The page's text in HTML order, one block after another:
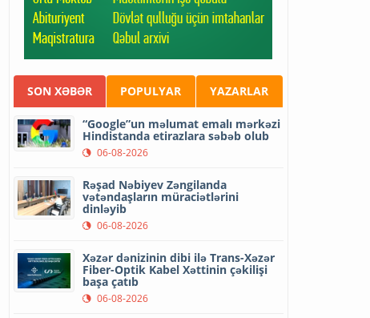
SON XƏBƏR POPULYAR YAZARLAR
“Google”un məlumat emalı mərkəzi
Hindistanda etirazlara səbəb olub
06-08-2026
Rəşad Nəbiyev Zəngilanda
vətəndaşların müraciətlərini
dinləyib
06-08-2026
Xəzər dənizinin dibi ilə Trans-Xəzər
Fiber-Optik Kabel Xəttinin çəkilişi
başa çatıb
06-08-2026